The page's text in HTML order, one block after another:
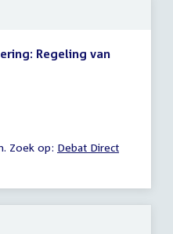
Regeling van
Zoek op: External
Debat Direct